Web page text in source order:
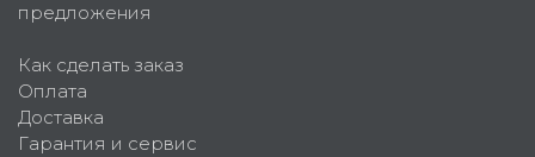
предложения
Как сделать заказ
Оплата
Доставка
Гарантия и сервис